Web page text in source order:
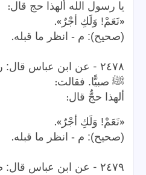
يا رسول الله ألهذا حج قال:
«نَعَمْ! وَلَكِ أجْرٌ ».
(صحيح): م - انظر ما قبله.
٢٤٧٨ - عن ابن عباس قال:
ﷺ صبيًّا. فقالت:
ألهذا حجٌّ قال:
«نَعَمْ! وَلَكِ أجْرٌ ».
(صحيح): م - انظر ما قبله.
٢٤٧٩ - عن ابن عباس قال: